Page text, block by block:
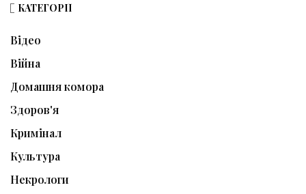
КАТЕГОРІЇ
Відео
Війна
Домашня комора
Здоров'я
Кримінал
Культура
Некрологи